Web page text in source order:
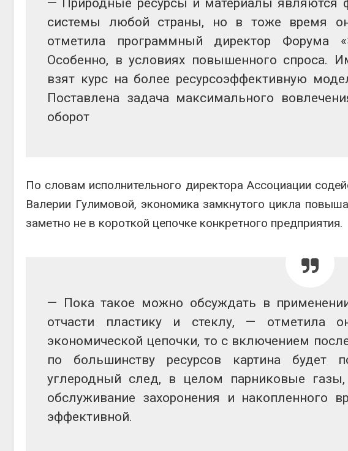
— Природные ресурсы и материалы являются
системы любой страны, но в тоже время
отметила программный директор Форума
Особенно, в условиях повышенного спроса.
взят курс на более ресурсоэффективную
Поставлена задача максимального
оборот
По словам исполнительного директора Ассоциации
Валерии Гулимовой, экономика замкнутого цикла
заметно не в короткой цепочке конкретного предприятия.
— Пока такое можно обсуждать в
отчасти пластику и стеклу, — отметила
экономической цепочки, то с включением
по большинству ресурсов картина будет
углеродный след, в целом парниковые газы,
обслуживание захоронения и накопленного
эффективной.